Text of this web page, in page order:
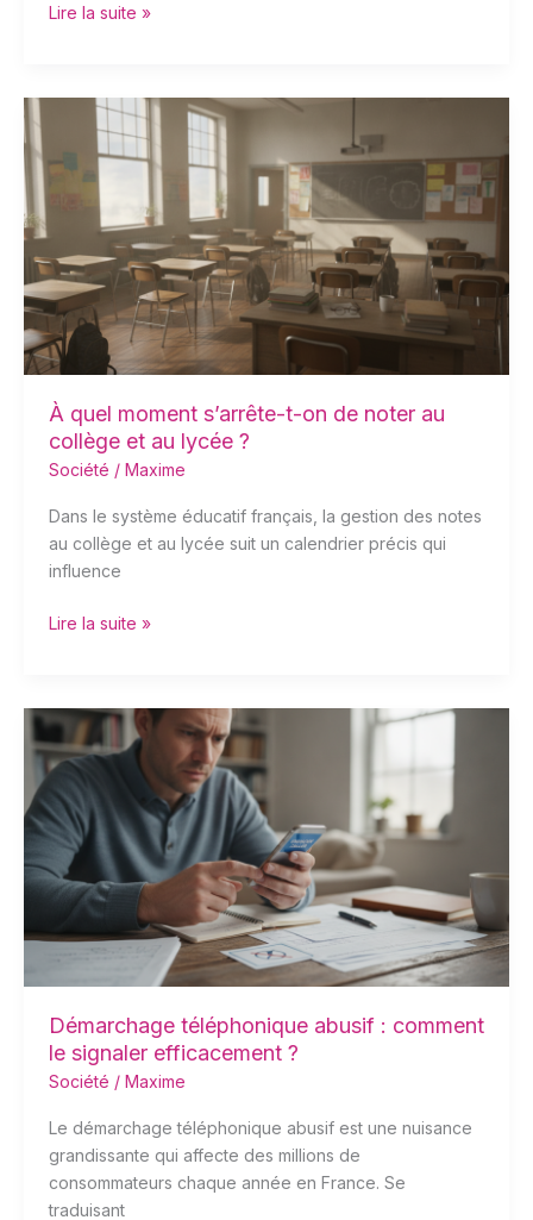
Lire la suite »
À quel moment s’arrête-t-on de noter au
collège et au lycée ?
Société / Maxime
Dans le système éducatif français, la gestion des notes
au collège et au lycée suit un calendrier précis qui
influence
moment
s’arrête-
de
noter
au
collège
au
lycée
?
Lire la suite »
Démarchage téléphonique abusif : comment
le signaler efficacement ?
Société / Maxime
Le démarchage téléphonique abusif est une nuisance
grandissante qui affecte des millions de
consommateurs chaque année en France. Se
traduisant
Démarchage
téléphonique
abusif
:
comment
signaler
efficacement
?